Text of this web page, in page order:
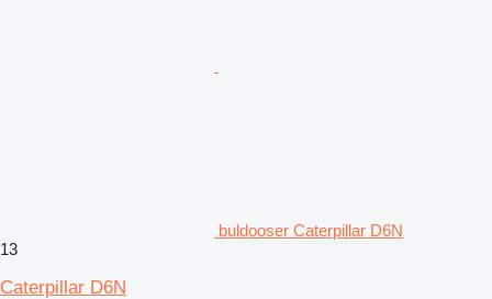
buldooser Caterpillar D6N
13
Caterpillar D6N